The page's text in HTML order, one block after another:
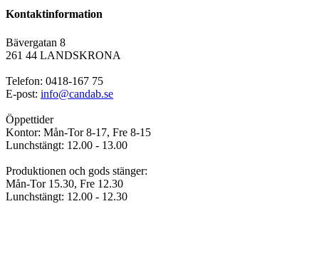
Kontaktinformation
Bävergatan 8
261 44 LANDSKRONA
Telefon: 0418-167 75
E-post: info@candab.se
Öppettider
Kontor: Mån-Tor 8-17, Fre 8-15
Lunchstängt: 12.00 - 13.00
Produktionen och gods stänger:
Mån-Tor 15.30, Fre 12.30
Lunchstängt: 12.00 - 12.30